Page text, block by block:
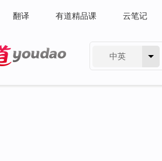
翻译 有道精品课 云笔记
中英